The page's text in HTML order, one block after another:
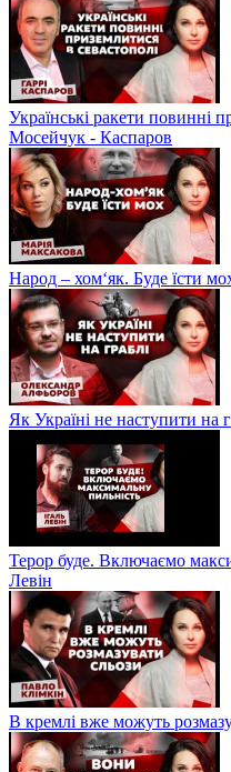
Українські ракети повинні
Мосейчук - Каспаров
Народ – хом‘як. Буде їсти
Як Україні не наступити на
Терор буде. Включаємо
Левін
В кремлі вже можуть